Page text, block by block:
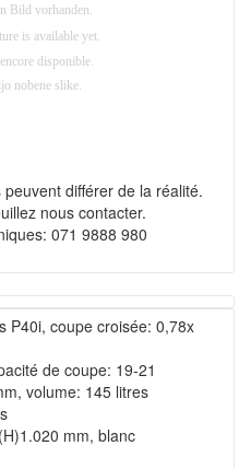
différer de la réalité.
nous contacter.
071 9888 980
P40i, coupe croisée: 0,78x
de coupe: 19-21
volume: 145 litres
mm, blanc